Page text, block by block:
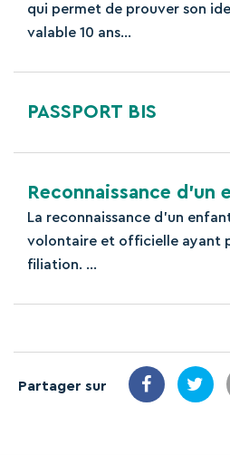
qui permet de prouver son
valable 10 ans...
PASSPORT BIS
Reconnaissance d’un
La reconnaissance d’un
volontaire et officielle ayant
filiation. ...
Partager sur